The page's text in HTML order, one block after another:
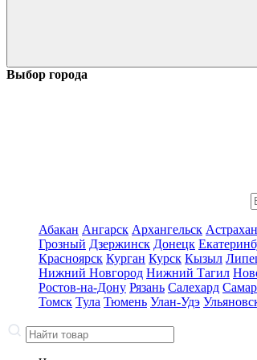
Выбор города
Абакан Ангарск Архангельск
Грозный Дзержинск Донецк
Красноярск Курган Курск Кызыл
Нижний Новгород Нижний Тагил
Ростов-на-Дону Рязань Салехард
Томск Тула Тюмень Улан-Удэ